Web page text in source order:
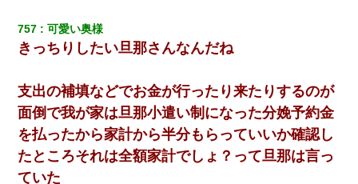
この母親は娘の黒歴史を掘り出さないと死ぬんか？ 死ぬんか？
にしてなかったが、あまりにも子供が俺嫁に懐くので最後らへん
顔引きつってた → そして弟嫁が迎えに来た翌日…
757 可愛い奥様
きっちりしたい旦那さんなんだね
支出の補填などでお金が行ったり来たりするのが
面倒で我が家は旦那小遣い制になった分娩予約金
を払ったから家計から半分もらっていいか確認し
たところそれは全額家計でしょ？って旦那は言っ
ていた